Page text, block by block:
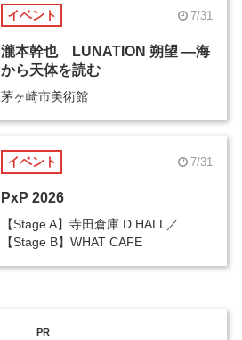
イベント 7/31
瀧本幹也 LUNATION 朔望 ―海
から天体を読む
茅ヶ崎市美術館
イベント 7/31
PxP 2026
【Stage A】寺田倉庫 D HALL／
【Stage B】WHAT CAFE
PR